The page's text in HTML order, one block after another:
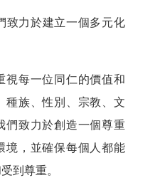
致力於建立一個多元化
視每一位同仁的價值和
種族、性別、宗教、文
們致力於創造一個尊重
境，並確保每個人都能
到尊重。